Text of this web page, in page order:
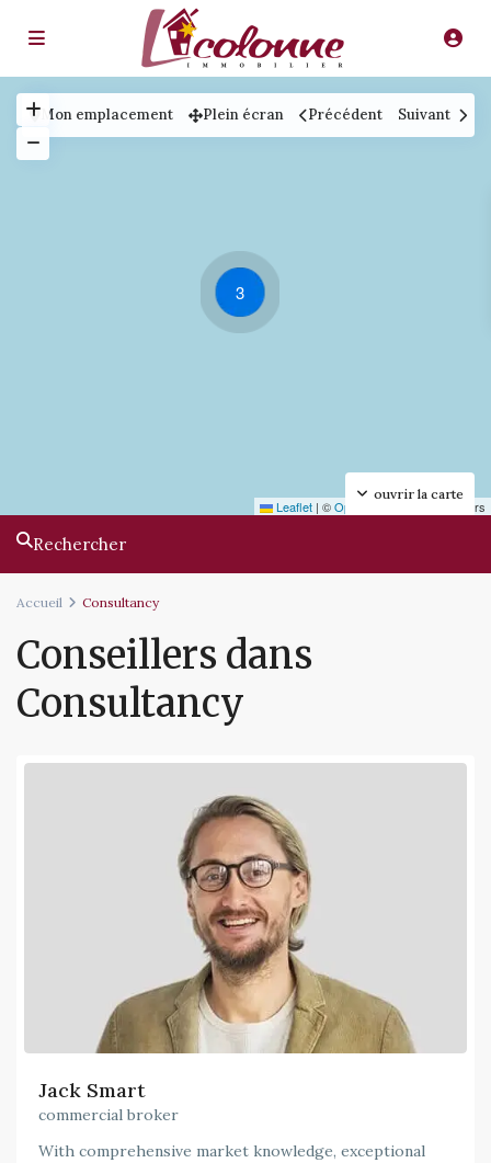
3
Leaflet | ©OpenStreetMap contributors
ouvrir la carte
Mon emplacement Plein écran Précédent Suivant
Rechercher
Accueil Consultancy
Conseillers dans
Consultancy
Jack Smart
commercial broker
With comprehensive market knowledge, exceptional